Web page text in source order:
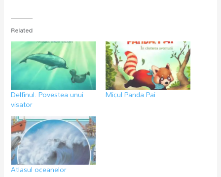
Related
Delfinul. Povestea unui
visator
Micul Panda Pai
Atlasul oceanelor